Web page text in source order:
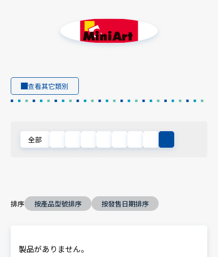
查看其它類別
全部
排序 按產品型號排序 按發售日期排序
製品がありません。